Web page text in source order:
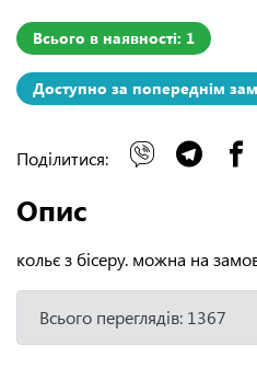
Всього в наявності: 1
Доступно за попереднім
Поділитися:
Опис
кольє з бісеру. можна на
Всього переглядів: 1367